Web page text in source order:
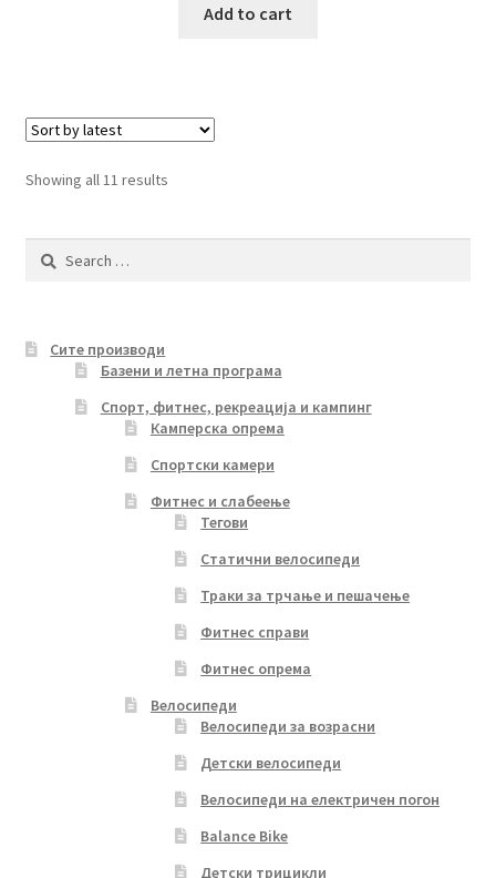
Add to cart
Showing all 11 resultsSorted
Search
Сите производи
Базени и летна програма
Спорт, фитнес, рекреација и кампинг
Камперска опрема
Спортски камери
Фитнес и слабеење
Тегови
Статични велосипеди
Траки за трчање и пешачење
Фитнес справи
Фитнес опрема
Велосипеди
Велосипеди за возрасни
Детски велосипеди
Велосипеди на електричен погон
Balance Bike
Детски трицикли